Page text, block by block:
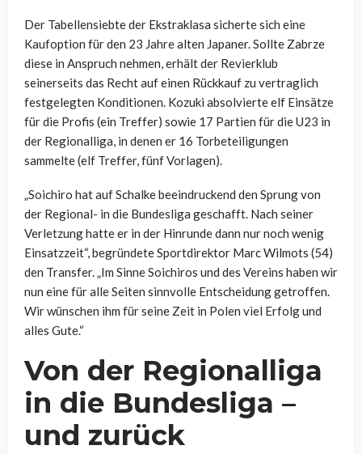
Der Tabellensiebte der Ekstraklasa sicherte sich eine
Kaufoption für den 23 Jahre alten Japaner. Sollte Zabrze
diese in Anspruch nehmen, erhält der Revierklub
seinerseits das Recht auf einen Rückkauf zu vertraglich
festgelegten Konditionen. Kozuki absolvierte elf Einsätze
für die Profis (ein Treffer) sowie 17 Partien für die U23 in
der Regionalliga, in denen er 16 Torbeteiligungen
sammelte (elf Treffer, fünf Vorlagen).
„Soichiro hat auf Schalke beeindruckend den Sprung von
der Regional- in die Bundesliga geschafft. Nach seiner
Verletzung hatte er in der Hinrunde dann nur noch wenig
Einsatzzeit“, begründete Sportdirektor Marc Wilmots (54)
den Transfer. „Im Sinne Soichiros und des Vereins haben wir
nun eine für alle Seiten sinnvolle Entscheidung getroffen.
Wir wünschen ihm für seine Zeit in Polen viel Erfolg und
alles Gute.“
Von der Regionalliga
in die Bundesliga –
und zurück